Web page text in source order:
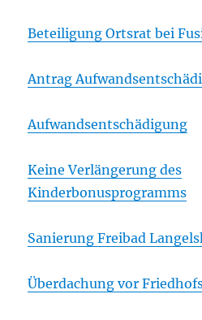
Beteiligung Ortsrat bei
Antrag
Aufwandsentschädigung
Keine Verlängerung des
Kinderbonusprogramms
Sanierung Freibad
Überdachung vor